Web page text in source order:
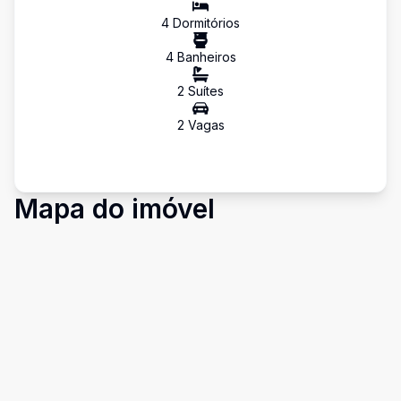
4 Dormitórios
4Banheiros
2 Suítes
2 Vagas
Mapa do imóvel